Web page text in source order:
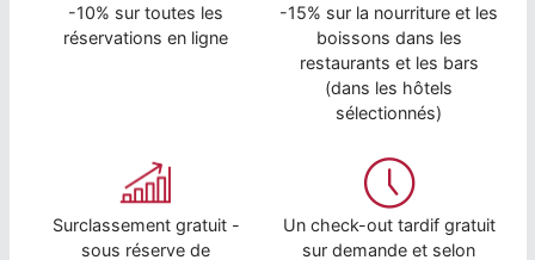
-10% sur toutes les
réservations en ligne
-15% sur la nourriture et les
boissons dans les
restaurants et les bars
(dans les hôtels
sélectionnés)
Surclassement gratuit -
sous réserve de
Un check-out tardif gratuit
sur demande et selon